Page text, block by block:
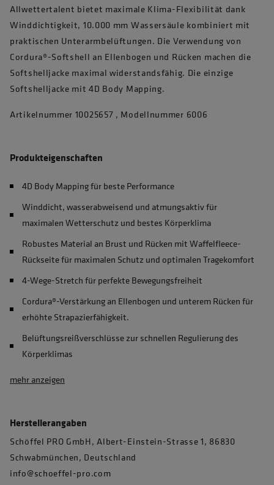
Allwettertalent bietet maximale Klima-Flexibilität dank
Winddichtigkeit, 10.000 mm Wassersäule kombiniert mit
praktischen Unterarmbelüftungen. Die Verwendung von
Cordura®-Softshell an Ellenbogen und Rücken machen die
Softshelljacke maximal widerstandsfähig. Die einzige
Softshelljacke mit 4D Body Mapping.
Artikelnummer 10025657 , Modellnummer 6006
Produkteigenschaften
4D Body Mapping für beste Performance
Winddicht, wasserabweisend und atmungsaktiv für
maximalen Wetterschutz und bestes Körperklima
Robustes Material an Brust und Rücken mit Waffelfleece-
Rückseite für maximalen Schutz und optimalen Tragekomfort
4-Wege-Stretch für perfekte Bewegungsfreiheit
Cordura®-Verstärkung an Ellenbogen und unterem Rücken für
erhöhte Strapazierfähigkeit.
Belüftungsreißverschlüsse zur schnellen Regulierung des
Körperklimas
mehr anzeigen
Herstellerangaben
Schöffel PRO GmbH, Albert-Einstein-Strasse 1, 86830
Schwabmünchen, Deutschland
info@schoeffel-pro.com